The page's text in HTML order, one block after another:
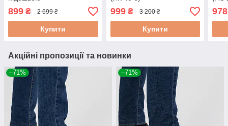
899 ₴ 2 699 ₴
Купити
999₴ 3 200 ₴
Купити
978
Акційні пропозиції та новинки
–71% –71%